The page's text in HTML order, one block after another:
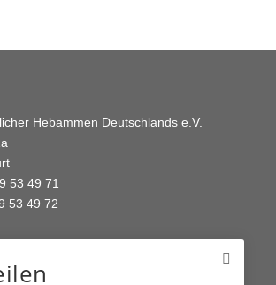
Hebammen Deutschlands e.V.
53 49 71
53 49 72